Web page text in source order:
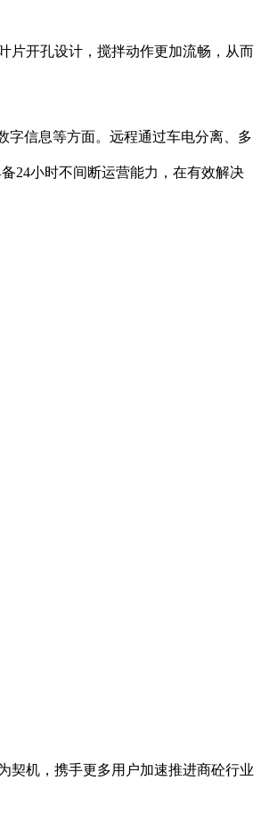
开孔设计，搅拌动作更加流畅，从而
信息等方面。远程通过车电分离、多
24小时不间断运营能力，在有效解决
机，携手更多用户加速推进商砼行业